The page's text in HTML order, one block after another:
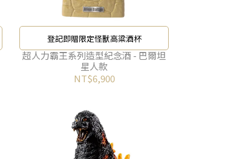
登記即贈限定怪獸高粱酒杯
超人力霸王系列造型紀念酒 - 巴爾坦
星人款
NT$6,900